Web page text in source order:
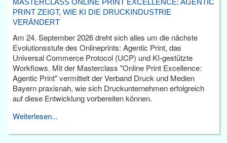
MASTERCLASS ONLINE PRINT EXCELLENCE: AGENTIC
PRINT ZEIGT, WIE KI DIE DRUCKINDUSTRIE
VERÄNDERT
Am 24. September 2026 dreht sich alles um die nächste
Evolutionsstufe des Onlineprints: Agentic Print, das
Universal Commerce Protocol (UCP) und KI-gestützte
Workflows. Mit der Masterclass "Online Print Excellence:
Agentic Print" vermittelt der Verband Druck und Medien
Bayern praxisnah, wie sich Druckunternehmen erfolgreich
auf diese Entwicklung vorbereiten können.
Weiterlesen...